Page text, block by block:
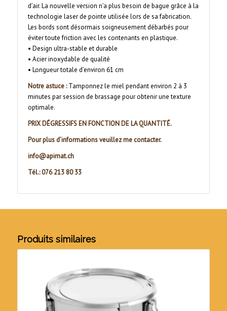
d’air. La nouvelle version n’a plus besoin de bague grâce à la
technologie laser de pointe utilisée lors de sa fabrication.
Les bords sont désormais soigneusement débarbés pour
éviter toute friction avec les contenants en plastique.
• Design ultra-stable et durable
• Acier inoxydable de qualité
• Longueur totale d’environ 61 cm
Notre astuce :Tamponnez le miel pendant environ 2 à 3
minutes par session de brassage pour obtenir une texture
optimale.
PRIX DÉGRESSIFS EN FONCTION DE LA QUANTITÉ.
Pour plus d’informations veuillez me contacter.
info@apimat.ch
Tél.: 076 213 80 33
Produits similaires